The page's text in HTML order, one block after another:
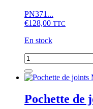
PN371...
€128,00 TTC
En stock
quantité
de
Pochette
joints
Mitsubishi
Pochette de